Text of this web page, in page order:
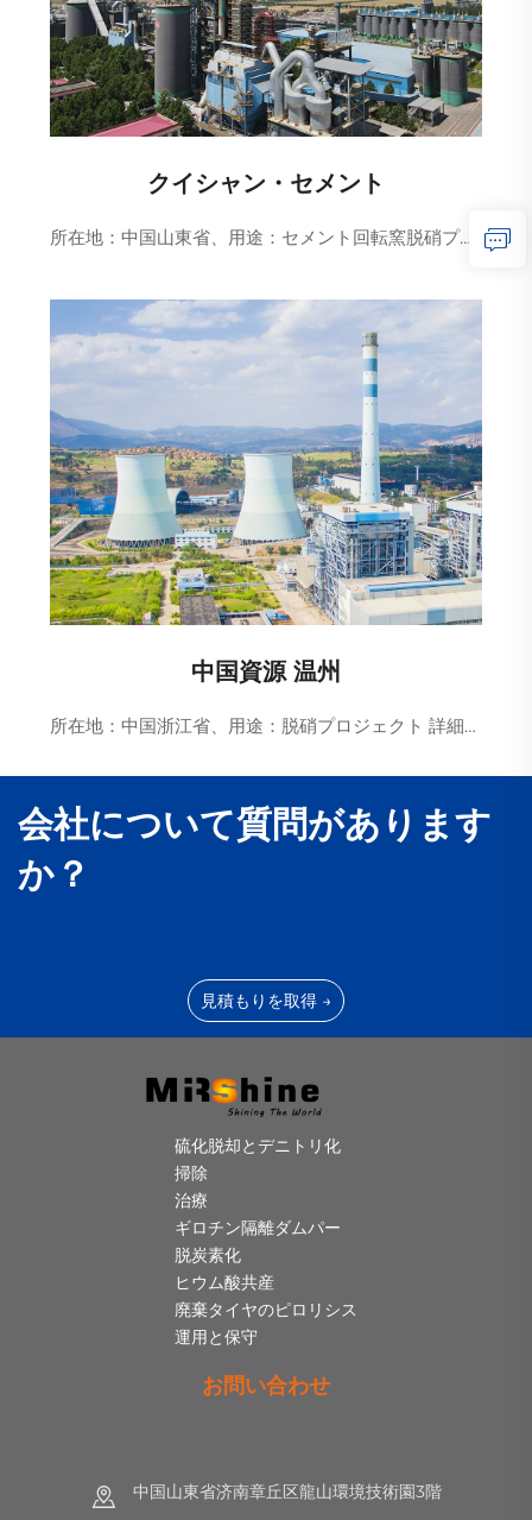
クイシャン・セメント
所在地：中国山東省、用途：セメント回転窯脱硝プロジェクト 詳細：2500t/h セメント回転窯脱硝、排ガス指標がNOx≤20mg/Nm3の超低排出レベルに達成、アンモニア逃げは3mg/Nm3以下、...
中国資源 温州
所在地：中国浙江省、用途：脱硝プロジェクト 詳細：2フェーズ 2×1000MW
会社について質問があります
か？
見積もりを取得 →
硫化脱却とデニトリ化
掃除
治療
ギロチン隔離ダムパー
脱炭素化
ヒウム酸共産
廃棄タイヤのピロリシス
運用と保守
お問い合わせ
中国山東省济南章丘区龍山環境技術園3階